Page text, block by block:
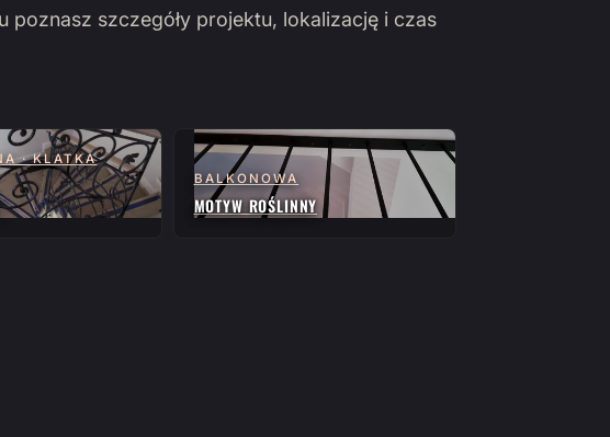
poznasz szczegóły projektu, lokalizację i czas
· KLATKA
BALKONOWA
MOTYW ROŚLINNY